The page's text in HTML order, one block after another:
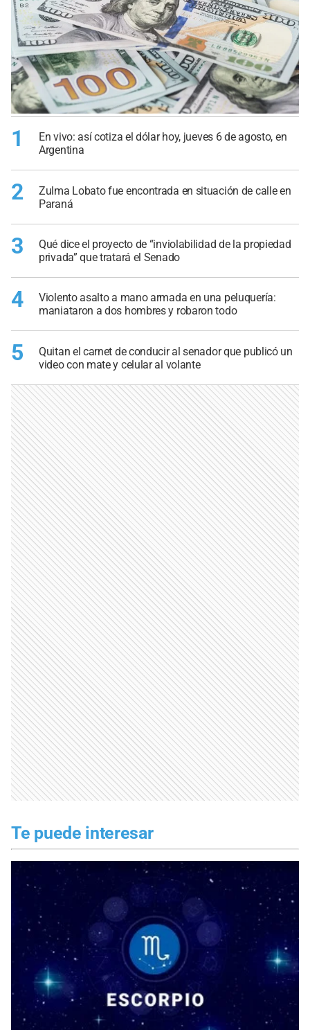
1
En vivo: así cotiza el dólar hoy, jueves 6 de agosto, en
Argentina
2
Zulma Lobato fue encontrada en situación de calle en
Paraná
3
Qué dice el proyecto de “inviolabilidad de la propiedad
privada” que tratará el Senado
4
Violento asalto a mano armada en una peluquería:
maniataron a dos hombres y robaron todo
5
Quitan el carnet de conducir al senador que publicó un
video con mate y celular al volante
Te puede interesar